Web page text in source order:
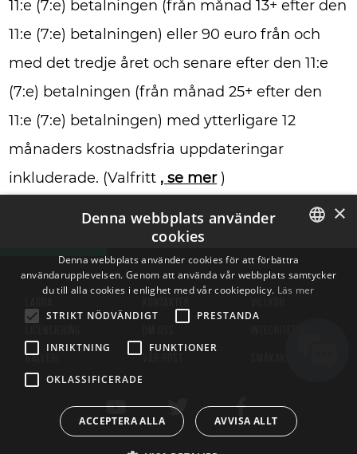
11:e (7:e) betalningen (från månad 13+ efter den
11:e (7:e) betalningen) eller 90 euro från och
med det tredje året och senare efter den 11:e
(7:e) betalningen (från månad 25+ efter den
11:e (7:e) betalningen) med ytterligare 12
månaders kostnadsfria uppdateringar
inkluderade. (Valfritt , se mer)
GALLERI
ENGLISH
BULGARIAN
ESTONIAN
×
Denna webbplats använder
cookies
Denna webbplats använder cookies för att förbättra
användarupplevelsen. Genom att använda vår webbplats samtycker
du till alla cookies i enlighet med vår cookiepolicy. Läs mer
STRIKT NÖDVÄNDIGT
PRESTANDA
INRIKTNING FUNKTIONER
OKLASSIFICERADE
ACCEPTERA ALLA AVVISA ALLT